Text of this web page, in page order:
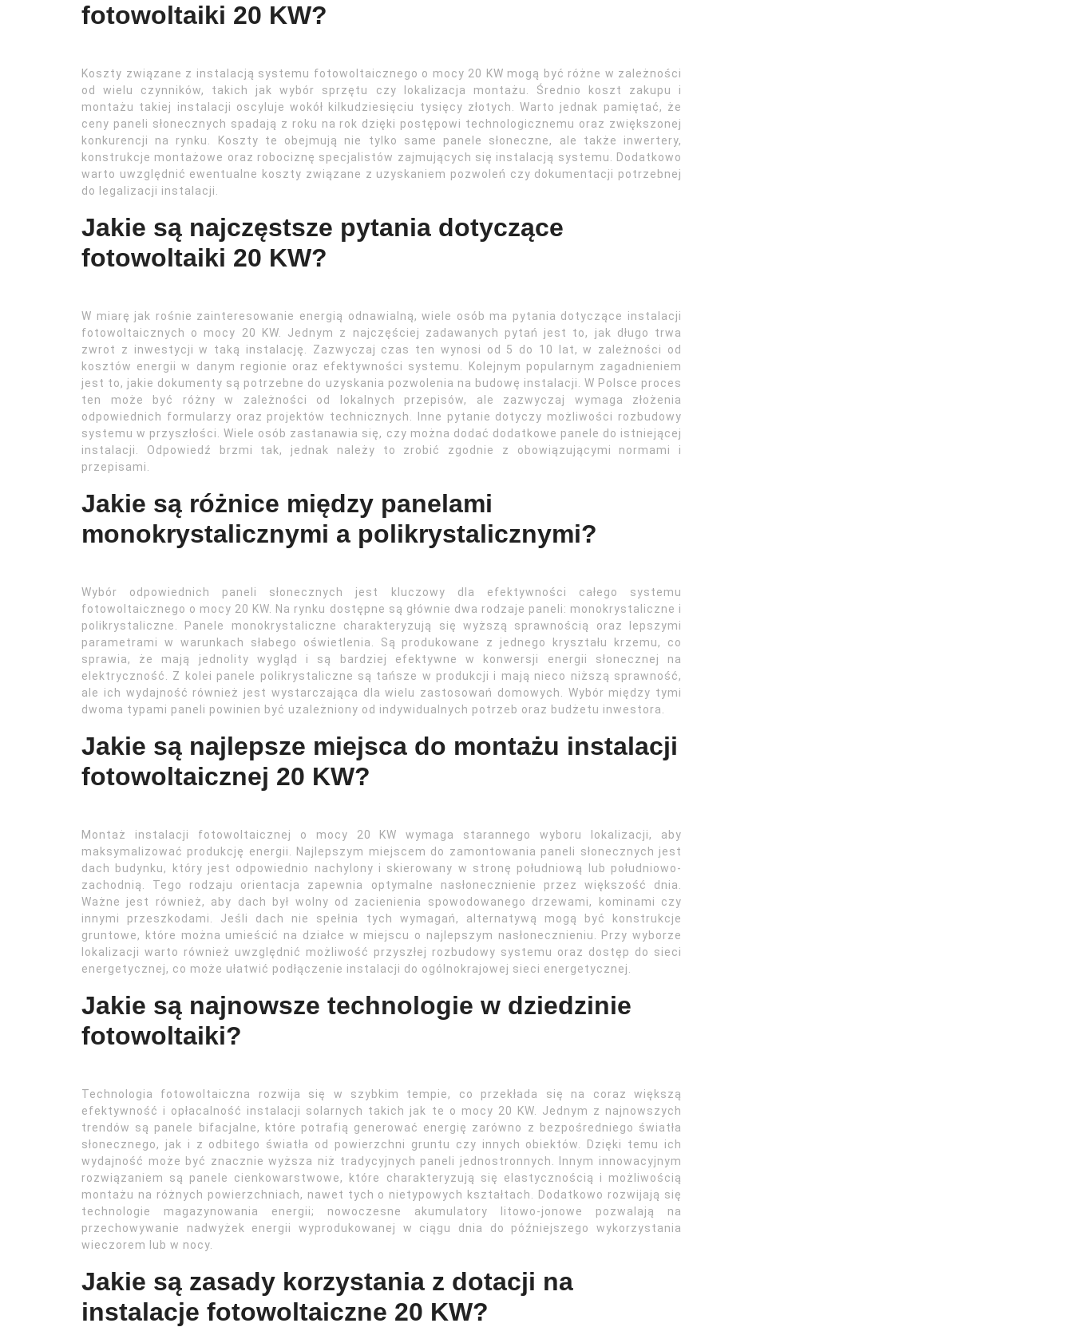
fotowoltaiki 20 KW?
Koszty związane z instalacją systemu fotowoltaicznego o mocy 20 KW mogą być różne w zależności
od wielu czynników, takich jak wybór sprzętu czy lokalizacja montażu. Średnio koszt zakupu i
montażu takiej instalacji oscyluje wokół kilkudziesięciu tysięcy złotych. Warto jednak pamiętać, że
ceny paneli słonecznych spadają z roku na rok dzięki postępowi technologicznemu oraz zwiększonej
konkurencji na rynku. Koszty te obejmują nie tylko same panele słoneczne, ale także inwertery,
konstrukcje montażowe oraz robociznę specjalistów zajmujących się instalacją systemu. Dodatkowo
warto uwzględnić ewentualne koszty związane z uzyskaniem pozwoleń czy dokumentacji potrzebnej
do legalizacji instalacji.
Jakie są najczęstsze pytania dotyczące
fotowoltaiki 20 KW?
W miarę jak rośnie zainteresowanie energią odnawialną, wiele osób ma pytania dotyczące instalacji
fotowoltaicznych o mocy 20 KW. Jednym z najczęściej zadawanych pytań jest to, jak długo trwa
zwrot z inwestycji w taką instalację. Zazwyczaj czas ten wynosi od 5 do 10 lat, w zależności od
kosztów energii w danym regionie oraz efektywności systemu. Kolejnym popularnym zagadnieniem
jest to, jakie dokumenty są potrzebne do uzyskania pozwolenia na budowę instalacji. W Polsce proces
ten może być różny w zależności od lokalnych przepisów, ale zazwyczaj wymaga złożenia
odpowiednich formularzy oraz projektów technicznych. Inne pytanie dotyczy możliwości rozbudowy
systemu w przyszłości. Wiele osób zastanawia się, czy można dodać dodatkowe panele do istniejącej
instalacji. Odpowiedź brzmi tak, jednak należy to zrobić zgodnie z obowiązującymi normami i
przepisami.
Jakie są różnice między panelami
monokrystalicznymi a polikrystalicznymi?
Wybór odpowiednich paneli słonecznych jest kluczowy dla efektywności całego systemu
fotowoltaicznego o mocy 20 KW. Na rynku dostępne są głównie dwa rodzaje paneli: monokrystaliczne i
polikrystaliczne. Panele monokrystaliczne charakteryzują się wyższą sprawnością oraz lepszymi
parametrami w warunkach słabego oświetlenia. Są produkowane z jednego kryształu krzemu, co
sprawia, że mają jednolity wygląd i są bardziej efektywne w konwersji energii słonecznej na
elektryczność. Z kolei panele polikrystaliczne są tańsze w produkcji i mają nieco niższą sprawność,
ale ich wydajność również jest wystarczająca dla wielu zastosowań domowych. Wybór między tymi
dwoma typami paneli powinien być uzależniony od indywidualnych potrzeb oraz budżetu inwestora.
Jakie są najlepsze miejsca do montażu instalacji
fotowoltaicznej 20 KW?
Montaż instalacji fotowoltaicznej o mocy 20 KW wymaga starannego wyboru lokalizacji, aby
maksymalizować produkcję energii. Najlepszym miejscem do zamontowania paneli słonecznych jest
dach budynku, który jest odpowiednio nachylony i skierowany w stronę południową lub południowo-
zachodnią. Tego rodzaju orientacja zapewnia optymalne nasłonecznienie przez większość dnia.
Ważne jest również, aby dach był wolny od zacienienia spowodowanego drzewami, kominami czy
innymi przeszkodami. Jeśli dach nie spełnia tych wymagań, alternatywą mogą być konstrukcje
gruntowe, które można umieścić na działce w miejscu o najlepszym nasłonecznieniu. Przy wyborze
lokalizacji warto również uwzględnić możliwość przyszłej rozbudowy systemu oraz dostęp do sieci
energetycznej, co może ułatwić podłączenie instalacji do ogólnokrajowej sieci energetycznej.
Jakie są najnowsze technologie w dziedzinie
fotowoltaiki?
Technologia fotowoltaiczna rozwija się w szybkim tempie, co przekłada się na coraz większą
efektywność i opłacalność instalacji solarnych takich jak te o mocy 20 KW. Jednym z najnowszych
trendów są panele bifacjalne, które potrafią generować energię zarówno z bezpośredniego światła
słonecznego, jak i z odbitego światła od powierzchni gruntu czy innych obiektów. Dzięki temu ich
wydajność może być znacznie wyższa niż tradycyjnych paneli jednostronnych. Innym innowacyjnym
rozwiązaniem są panele cienkowarstwowe, które charakteryzują się elastycznością i możliwością
montażu na różnych powierzchniach, nawet tych o nietypowych kształtach. Dodatkowo rozwijają się
technologie magazynowania energii; nowoczesne akumulatory litowo-jonowe pozwalają na
przechowywanie nadwyżek energii wyprodukowanej w ciągu dnia do późniejszego wykorzystania
wieczorem lub w nocy.
Jakie są zasady korzystania z dotacji na
instalacje fotowoltaiczne 20 KW?